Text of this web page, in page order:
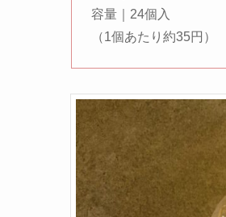
容量｜24個入
（1個あたり約35円）